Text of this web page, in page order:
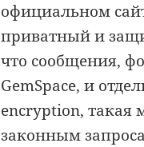
официальном
приватный и
что сообщения,
GemSpace, и
encryption, такая
законным